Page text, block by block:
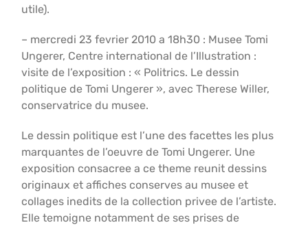
utile).
– mercredi 23 fevrier 2010 a 18h30 : Musee Tomi
Ungerer, Centre international de l’Illustration :
visite de l’exposition : « Politrics. Le dessin
politique de Tomi Ungerer », avec Therese Willer,
conservatrice du musee.
Le dessin politique est l’une des facettes les plus
marquantes de l’oeuvre de Tomi Ungerer. Une
exposition consacree a ce theme reunit dessins
originaux et affiches conserves au musee et
collages inedits de la collection privee de l’artiste.
Elle temoigne notamment de ses prises de